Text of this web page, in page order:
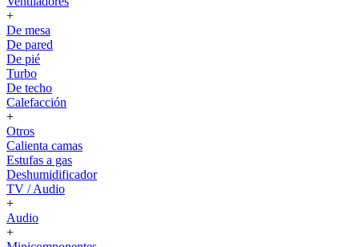
+
De mesa
De pared
De pié
Turbo
De techo
Calefacción
+
Otros
Calienta camas
Estufas a gas
Deshumidificador
TV / Audio
+
Audio
+